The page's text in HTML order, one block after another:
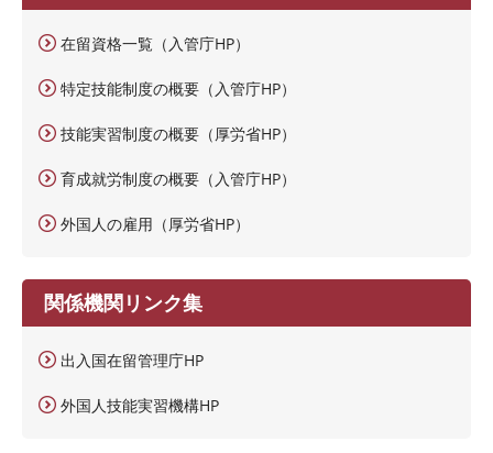
在留資格一覧（入管庁HP）
特定技能制度の概要（入管庁HP）
技能実習制度の概要（厚労省HP）
育成就労制度の概要（入管庁HP）
外国人の雇用（厚労省HP）
関係機関リンク集
出入国在留管理庁HP
外国人技能実習機構HP